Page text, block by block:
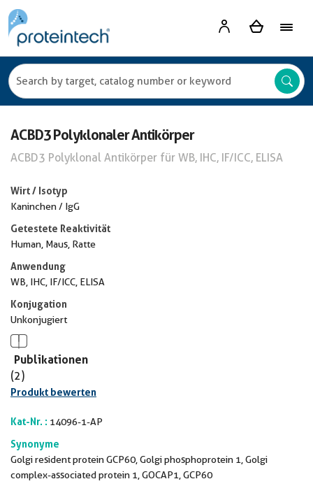
ACBD3 Polyklonaler Antikörper
ACBD3 Polyklonal Antikörper für WB, IHC, IF/ICC, ELISA
Wirt / Isotyp
Kaninchen / IgG
Getestete Reaktivität
Human, Maus, Ratte
Anwendung
WB, IHC, IF/ICC, ELISA
Konjugation
Unkonjugiert
Publikationen
(2)
Produkt bewerten
Kat-Nr. : 14096-1-AP
Synonyme
Golgi resident protein GCP60, Golgi phosphoprotein 1, Golgi
complex-associated protein 1, GOCAP1, GCP60